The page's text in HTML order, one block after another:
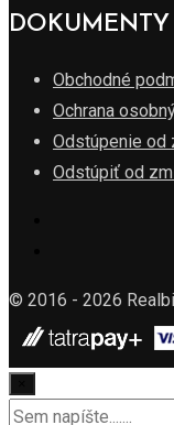
DOKUMENTY
Obchodné
Ochrana
Odstúpenie od
Odstúpiť od
© 2016 - 2026